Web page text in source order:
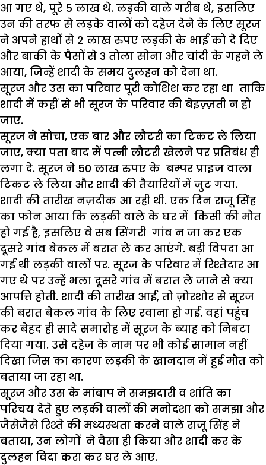
आ गए थे, पूरे 5 लाख थे. लड़की वाले गरीब थे, इसलिए
उन की तरफ से लड़के वालों को दहेज देने के लिए सूरज
ने अपने हाथों से 2 लाख रुपए लड़की के भाई को दे दिए
और बाकी के पैसों से 3 तोला सोना और चांदी के गहने ले
आया, जिन्हें शादी के समय दुलहन को देना था.
सूरज और उस का परिवार पूरी कोशिश कर रहा था ताकि
शादी में कहीं से भी सूरज के परिवार की बेइज़्ज़ती न हो
जाए.
सूरज ने सोचा, एक बार और लौटरी का टिकट ले लिया
जाए, क्या पता बाद में पत्नी लौटरी खेलने पर प्रतिबंध ही
लगा दे. सूरज ने 50 लाख रुपए के बम्पर प्राइज वाला
टिकट ले लिया और शादी की तैयारियों में जुट गया.
शादी की तारीख नज़दीक आ रही थी. एक दिन राजू सिंह
का फोन आया कि लड़की वाले के घर में किसी की मौत
हो गई है, इसलिए वे सब सिंगरी गांव न जा कर एक
दूसरे गांव बेकल में बरात ले कर आएंगे. बड़ी विपदा आ
गई थी लड़की वालों पर. सूरज के परिवार में रिश्तेदार आ
गए थे पर उन्हें भला दूसरे गांव में बरात ले जाने से क्या
आपत्ति होती. शादी की तारीख आई, तो ज़ोरशोर से सूरज
की बरात बेकल गांव के लिए रवाना हो गई. वहां पहुंच
कर बेहद ही सादे समारोह में सूरज के ब्याह को निबटा
दिया गया. उसे दहेज के नाम पर भी कोई सामान नहीं
दिखा जिस का कारण लड़की के खानदान में हुई मौत को
बताया जा रहा था.
सूरज और उस के मांबाप ने समझदारी व शांति का
परिचय देते हुए लड़की वालों की मनोदशा को समझा और
जैसेजैसे रिश्ते की मध्यस्थता करने वाले राजू सिंह ने
बताया, उन लोगों ने वैसा ही किया और शादी कर के
दुलहन विदा करा कर घर ले आए.